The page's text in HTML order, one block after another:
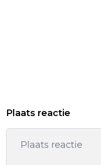
Plaats reactie